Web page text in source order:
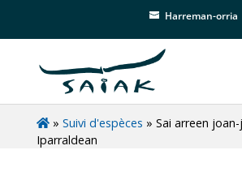
Harreman-orria
» Suivi d'espèces » Sai arreen
Iparraldean